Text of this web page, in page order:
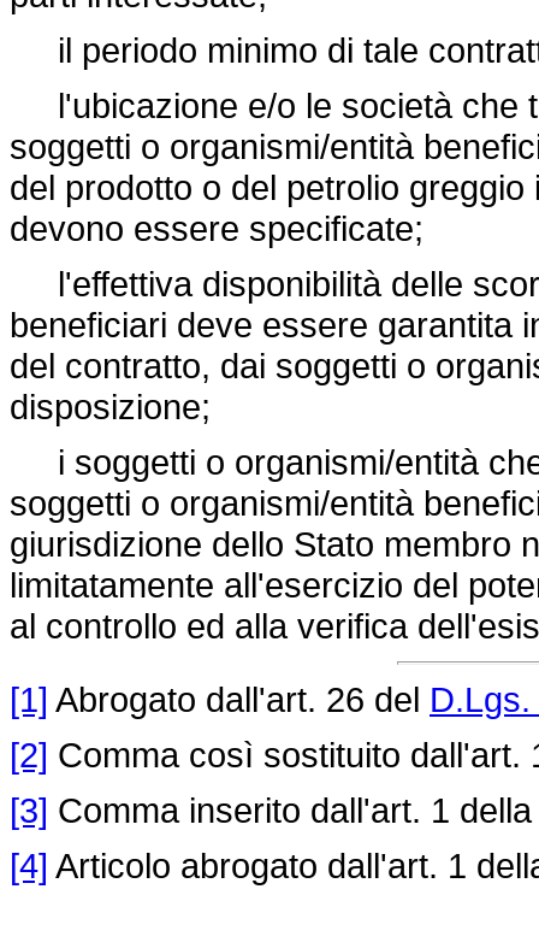
il periodo minimo di tale
l'ubicazione e/o le società che
soggetti o organismi/entità
del prodotto o del petrolio
devono essere specificate;
l'effettiva disponibilità delle
beneficiari deve essere garantita
del contratto, dai soggetti o
disposizione;
i soggetti o organismi/entità
soggetti o organismi/entità
giurisdizione dello Stato membro
limitatamente all'esercizio del
al controllo ed alla verifica
[1] Abrogato dall'art. 26 del
[2] Comma così sostituito dall'art.
[3] Comma inserito dall'art. 1
[4] Articolo abrogato dall'art. 1